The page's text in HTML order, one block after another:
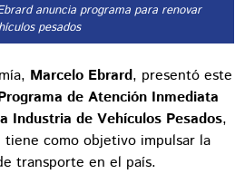
anuncia programa para renovar
pesados
Marcelo Ebrard, presentó este
de Atención Inmediata
Industria de Vehículos Pesados,
como objetivo impulsar la
transporte en el país.